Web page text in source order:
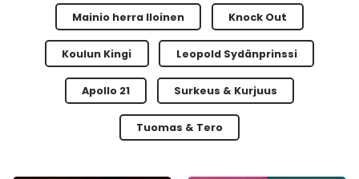
Mainio herra Iloinen Knock Out
Koulun Kingi Leopold Sydänprinssi
Apollo 21 Surkeus & Kurjuus
Tuomas & Tero